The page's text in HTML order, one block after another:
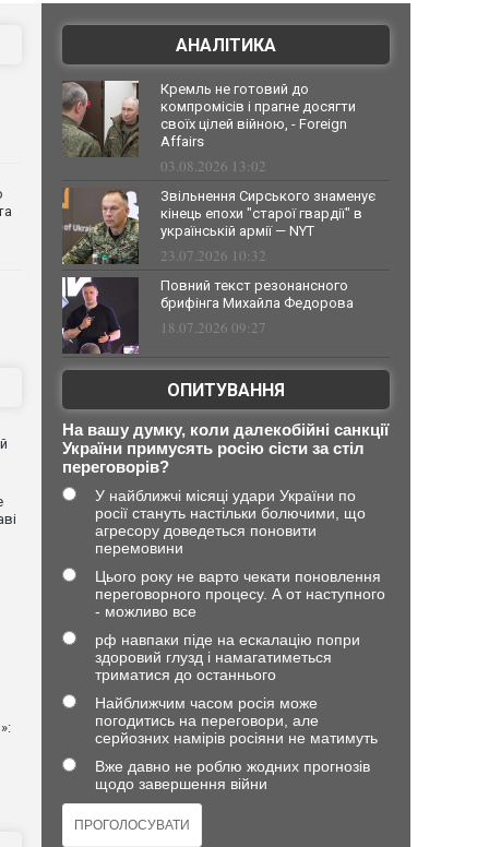
АНАЛІТИКА
Кремль не готовий до
компромісів і прагне досягти
своїх цілей війною, - Foreign
Affairs
03.08.2026 13:02
Звільнення Сирського знаменує
кінець епохи "старої гвардії" в
українській армії — NYT
23.07.2026 10:32
Повний текст резонансного
брифінга Михайла Федорова
18.07.2026 09:27
ОПИТУВАННЯ
На вашу думку, коли далекобійні санкції
України примусять росію сісти за стіл
переговорів?
У найближчі місяці удари України по
росії стануть настільки болючими, що
агресору доведеться поновити
перемовини
Цього року не варто чекати поновлення
переговорного процесу. А от наступного
- можливо все
рф навпаки піде на ескалацію попри
здоровий глузд і намагатиметься
триматися до останнього
Найближчим часом росія може
погодитись на переговори, але
серйозних намірів росіяни не матимуть
Вже давно не роблю жодних прогнозів
щодо завершення війни